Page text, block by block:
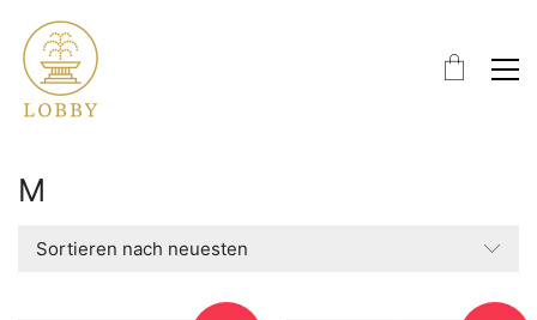
M
Sortieren nach neuesten